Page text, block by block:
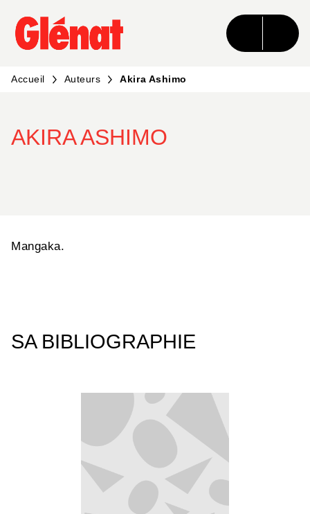
MENU RECHERCHE CONTENU
PIED DE PAGE
Accueil Auteurs Akira Ashimo
AKIRA ASHIMO
Mangaka.
SA BIBLIOGRAPHIE